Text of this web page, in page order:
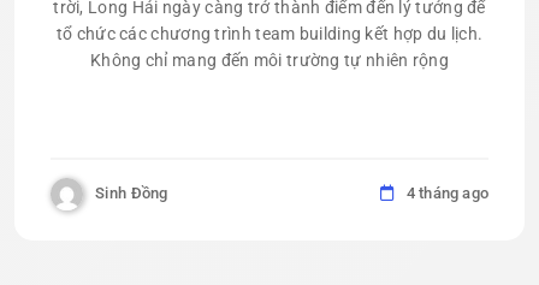
trời, Long Hải ngày càng trở thành điểm đến lý tưởng để
tổ chức các chương trình team building kết hợp du lịch.
Không chỉ mang đến môi trường tự nhiên rộng
Sinh Đồng 4 tháng ago